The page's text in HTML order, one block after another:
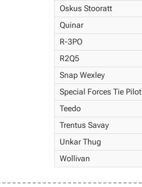
Oskus Stooratt
Quinar
R-3PO
R2Q5
Snap Wexley
Special Forces Tie Pilot
Teedo
Trentus Savay
Unkar Thug
Wollivan